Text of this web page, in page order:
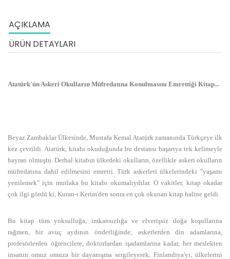
AÇIKLAMA
ÜRÜN DETAYLARI
Atatürk'ün Askeri Okulların Müfredatına Konulmasını Emrettiği Kitap...
Beyaz Zambaklar Ülkesinde, Mustafa Kemal Atatürk zamanında Türkçeye ilk
kez çevrildi. Atatürk, kitabı okuduğunda bu destansı başarıya tek kelimeyle
hayran olmuştu. Derhal kitabın ülkedeki okulların, özellikle askeri okulların
müfredatına dahil edilmesini emretti. Türk askerleri ülkelerindeki "yaşamı
yenilemek" için mutlaka bu kitabı okumalıydılar. O vakitler, kitap okadar
çok ilgi gördü ki, Kuran-ı Kerim'den sonra en çok okunan kitap haline geldi.
Bu kitap tüm yoksulluğa, imkansızlığa ve elverişsiz doğa koşullarına
rağmen, bir avuç aydının önderliğinde; askerlerden din adamlarına,
profesörlerden öğrencilere, doktorlardan işadamlarına kadar, her meslekten
insanın omuz omuza bir dayanışma sergileyerek, Finlandiya'yı, ülkelerini